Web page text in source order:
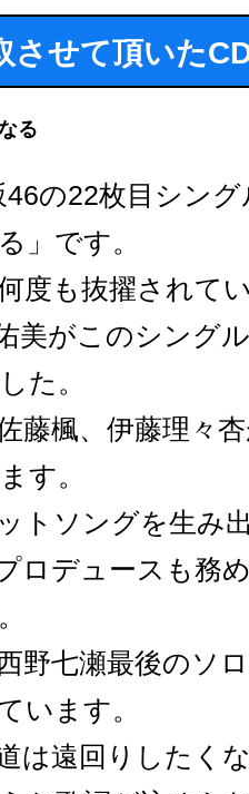
させて頂いた
る
46の22枚目シン
」です。
度も抜擢されて
美がこのシング
た。
藤楓、伊藤理々
す。
トソングを生み
ロデュースも務
野七瀬最後のソ
います。
は遠回りしたく